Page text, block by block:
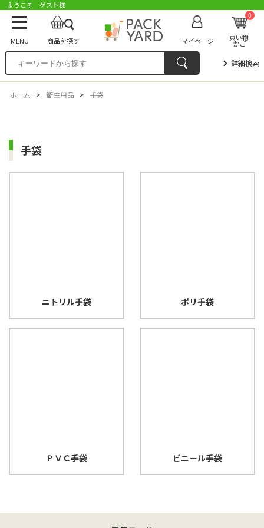
ようこそ ゲスト様
MENU 商品を探す マイページ
0
買い物
かご
詳細検索
ホーム > 衛生用品 > 手袋
手袋
ニトリル手袋 ポリ手袋
ＰＶＣ手袋 ビニール手袋